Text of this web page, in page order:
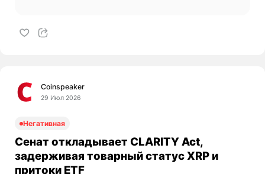
Coinspeaker
29 Июл 2026
Негативная
Сенат откладывает CLARITY Act,
задерживая товарный статус XRP и
притоки ETF